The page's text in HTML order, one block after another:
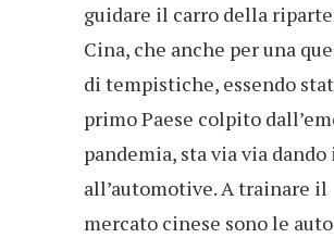
guidare il carro della
Cina, che anche per una
di tempistiche, essendo
primo Paese colpito
pandemia, sta via via
all’automotive. A trainare il
mercato cinese sono le auto